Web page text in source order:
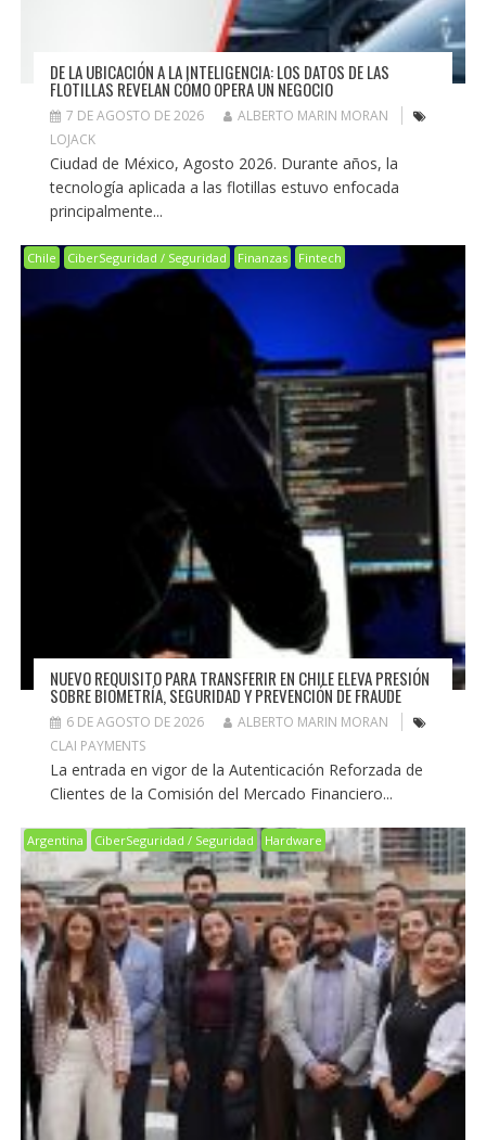
DE LA UBICACIÓN A LA INTELIGENCIA: LOS DATOS DE LAS
FLOTILLAS REVELAN CÓMO OPERA UN NEGOCIO
7 DE AGOSTO DE 2026
ALBERTO MARIN MORAN
LOJACK
Ciudad de México, Agosto 2026. Durante años, la
tecnología aplicada a las flotillas estuvo enfocada
principalmente...
Chile CiberSeguridad / Seguridad Finanzas Fintech
NUEVO REQUISITO PARA TRANSFERIR EN CHILE ELEVA PRESIÓN
SOBRE BIOMETRÍA, SEGURIDAD Y PREVENCIÓN DE FRAUDE
6 DE AGOSTO DE 2026
ALBERTO MARIN MORAN
CLAI PAYMENTS
La entrada en vigor de la Autenticación Reforzada de
Clientes de la Comisión del Mercado Financiero...
Argentina CiberSeguridad / Seguridad Hardware